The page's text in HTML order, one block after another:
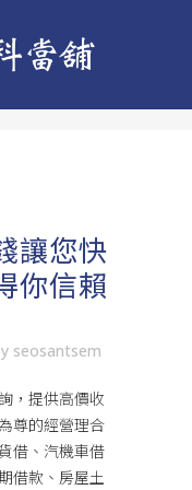
讓您快
你信賴
seosantsem
，提供高價收
尊的經營理合
借、汽機車借
借款、房屋土